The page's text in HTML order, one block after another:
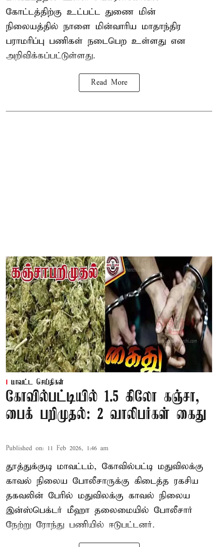
கோட்டத்திற்கு உட்பட்ட துணை மின்
நிலையத்தில் நாளை மின்வாரிய மாதாந்திர
பராமரிப்பு பணிகள் நடைபெற உள்ளது என
அறிவிக்கப்பட்டுள்ளது.
Read More
மாவட்ட செய்திகள்
கோவில்பட்டியில் 1.5 கிலோ கஞ்சா,
பைக் பறிமுதல்: 2 வாலிபர்கள் கைது
Published on: 11 Feb 2026, 1:46 am
தூத்துக்குடி மாவட்டம், கோவில்பட்டி மதுவிலக்கு
காவல் நிலைய போலீசாருக்கு கிடைத்த ரகசிய
தகவலின் பேரில் மதுவிலக்கு காவல் நிலைய
இன்ஸ்பெக்டர் மீஹா தலைமையில் போலீசார்
நேற்று ரோந்து பணியில் ஈடுபட்டனர்.